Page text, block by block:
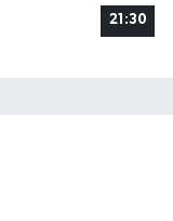
21:30